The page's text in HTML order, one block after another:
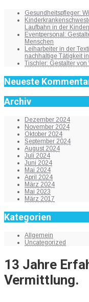
Gesundheitspfleger:
Laufbahn in der
Eventpersonal:
Menschen
Leiharbeiter in der
nachhaltige Tätigkeit
Tischler: Gestalter
Neueste
Archiv
Dezember 2024
November 2024
Oktober 2024
September 2024
August 2024
Juli 2024
Juni 2024
Mai 2024
April 2024
März 2024
Mai 2023
März 2017
Kategorien
Allgemein
Uncategorized
13 Jahre
Vermittlung.